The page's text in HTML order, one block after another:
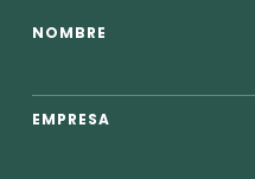
NOMBRE
EMPRESA